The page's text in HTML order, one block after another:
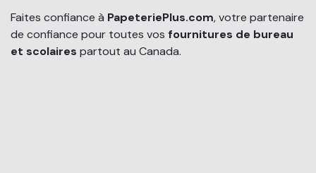
Faites confiance à PapeteriePlus.com, votre partenaire
de confiance pour toutes vos fournitures de bureau
et scolaires partout au Canada.